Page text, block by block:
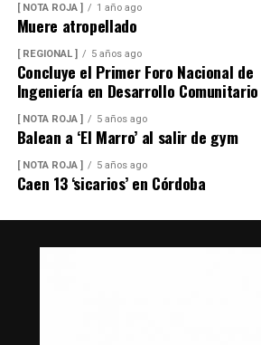
[ NOTA ROJA ] 1 año ago
Muere atropellado
[ REGIONAL ] 5 años ago
Concluye el Primer Foro Nacional de
Ingeniería en Desarrollo Comunitario
[ NOTA ROJA ] 5 años ago
Balean a ‘El Marro’ al salir de gym
[ NOTA ROJA ] 5 años ago
Caen 13 ‘sicarios’ en Córdoba